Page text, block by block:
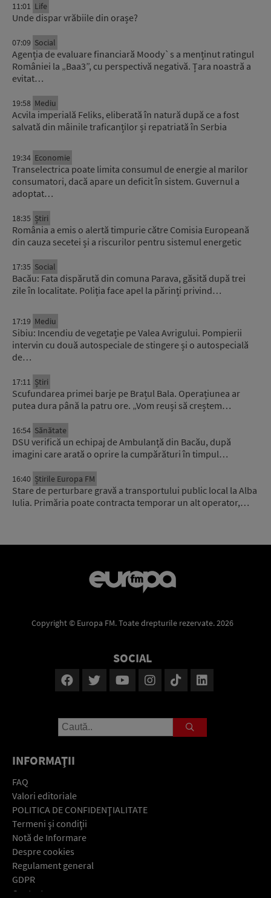
11:01 Life
Unde dispar vrăbiile din orașe?
07:09 Social
Agenția de evaluare financiară Moody`s a menținut ratingul
României la „Baa3”, cu perspectivă negativă. Țara noastră a
evitat…
19:58 Mediu
Acvila imperială Feliks, eliberată în natură după ce a fost
salvată din mâinile traficanților și repatriată în Serbia
19:34 Economie
Transelectrica poate limita consumul de energie al marilor
consumatori, dacă apare un deficit în sistem. Guvernul a
adoptat…
18:35 Știri
România a emis o alertă timpurie către Comisia Europeană
din cauza secetei și a riscurilor pentru sistemul energetic
17:35 Social
Bacău: Fata dispărută din comuna Parava, găsită după trei
zile în localitate. Poliția face apel la părinți privind…
17:19 Mediu
Sibiu: Incendiu de vegetație pe Valea Avrigului. Pompierii
intervin cu două autospeciale de stingere și o autospecială
de…
17:11 Știri
Scufundarea primei barje pe Brațul Bala. Operațiunea ar
putea dura până la patru ore. „Vom reuși să creștem…
16:54 Sănătate
DSU verifică un echipaj de Ambulanță din Bacău, după
imagini care arată o oprire la cumpărături în timpul…
16:40 Știrile Europa FM
Stare de perturbare gravă a transportului public local la Alba
Iulia. Primăria poate contracta temporar un alt operator,…
Copyright © Europa FM. Toate drepturile rezervate. 2026
SOCIAL
INFORMAŢII
FAQ
Valori editoriale
POLITICA DE CONFIDENŢIALITATE
Termeni şi condiţii
Notă de Informare
Despre cookies
Regulament general
GDPR
Contact